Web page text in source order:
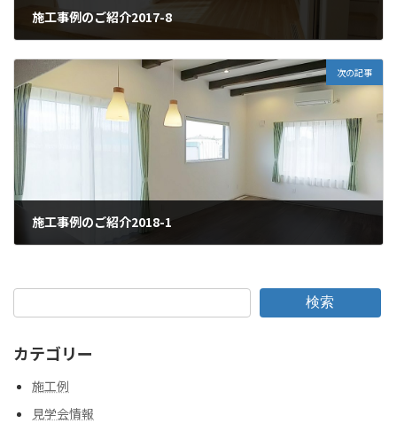
施工事例のご紹介2017-8
次の記事
施工事例のご紹介2018-1
検索
カテゴリー
施工例
見学会情報